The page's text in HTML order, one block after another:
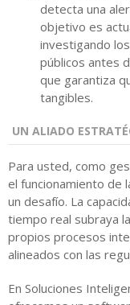
detecta una
objetivo es
investigando
públicos antes
que garantiza
tangibles.
UN ALIADO
Para usted, como
el funcionamiento de
un desafío. La
tiempo real subraya
propios procesos
alineados con las
En Soluciones